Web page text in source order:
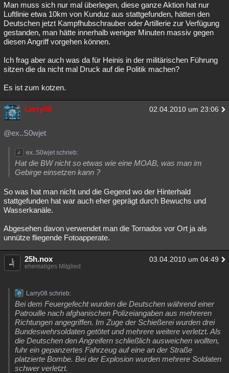
Man muss sich nur mal überlegen, diese ganze Aktion hat nur
Luftlinie etwa 10km von Kunduz aus stattgefunden, hätten den
Deutschen jetzt Kampfhubschrauber oder Artillerie zur Verfügung
gestanden, man hätte innerhalb weniger Minuten massiv gegen
diesen Angriff vorgehen können.
Ich frag aber auch was da für Heinis in der militärischen Führung
sitzen die da nicht mal Druck auf die Politik machen?
Es ist zum kotzen.
Larry08 02.04.2010 um 23:06
@ex..S0wjet
ex..S0wjet schrieb:
Hat die BW nicht so etwas wie eine MOAB, was man im
Gebirge einsetzen kann ?
So was hat man nicht und die Gegend wo der Hinterhald
stattgefunden hat war auch eher geprägt durch Bewuchs und
Wasserkanäle.
Abgesehen davon verwendet man die Tornados vor Ort ja als
unnütze fliegende Fotoapperate.
25h.nox 03.04.2010 um 04:49
ehemaliges Mitglied
Larry08 schrieb:
Bei dem Feuergefecht wurden die Deutschen während einer
Patrouille nach afghanischen Polizeiangaben aus mehreren
Richtungen angegriffen. Im Zuge der Schießerei wurden drei
Bundeswehrsoldaten getötet und mehrere weitere verletzt. Als
die Deutschen den Angreifern schließlich ausweichen wollten,
fuhr ein gepanzertes Fahrzeug auf eine an der Straße
platzierte Bombe. Bei der Explosion wurden mehrere Soldaten
schwer verletzt.